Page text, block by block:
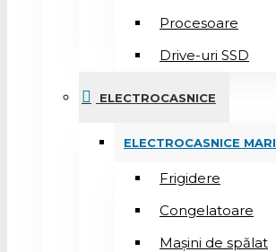
Procesoare
Drive-uri SSD
ELECTROCASNICE
ELECTROCASNICE MARI
Frigidere
Congelatoare
Mașini de spălat